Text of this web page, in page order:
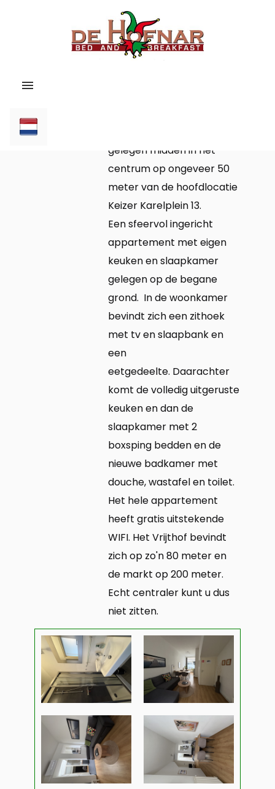
Home
» Ontbijt
Maastricht
Contact Capucijnenstraat
gelegen midden in het
centrum op ongeveer 50
meter van de hoofdlocatie
Keizer Karelplein 13.
Een sfeervol ingericht
appartement met eigen
keuken en slaapkamer
gelegen op de begane
grond. In de woonkamer
bevindt zich een zithoek
met tv en slaapbank en
een
eetgedeelte. Daarachter
komt de volledig uitgeruste
keuken en dan de
slaapkamer met 2
boxsping bedden en de
nieuwe badkamer met
douche, wastafel en toilet.
Het hele appartement
heeft gratis uitstekende
WIFI. Het Vrijthof bevindt
zich op zo'n 80 meter en
de markt op 200 meter.
Echt centraler kunt u dus
niet zitten.